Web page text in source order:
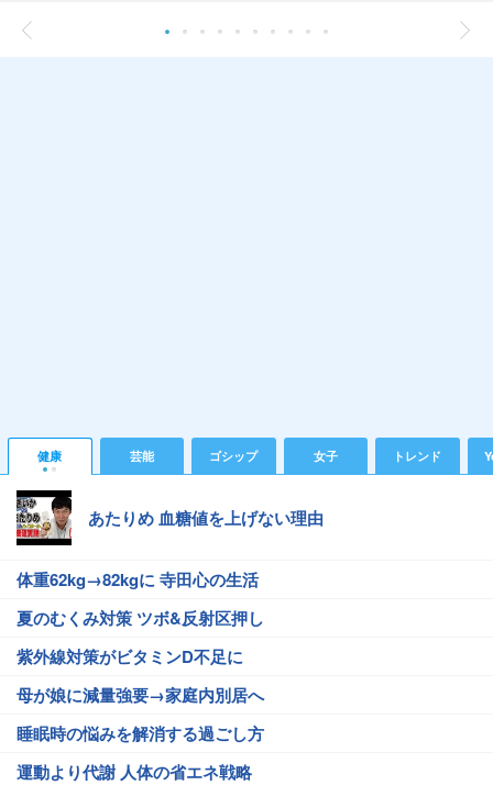
健康 芸能 ゴシップ 女子 トレンド
あたりめ 血糖値を上げない理由
体重62kg→82kgに 寺田心の生活
夏のむくみ対策 ツボ&反射区押し
紫外線対策がビタミンD不足に
母が娘に減量強要→家庭内別居へ
睡眠時の悩みを解消する過ごし方
運動より代謝 人体の省エネ戦略